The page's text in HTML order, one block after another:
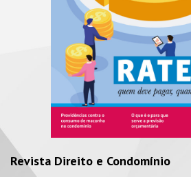
Revista Direito e Condomínio